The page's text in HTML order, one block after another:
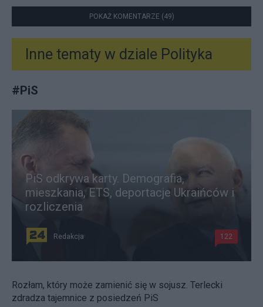
POKAŻ KOMENTARZE (49)
Inne tematy w dziale Polityka
#PiS
PiS odkrywa karty. Demografia,
mieszkania, ETS, deportacje Ukraińców i
rozliczenia
Redakcja 122
Rozłam, który może zamienić się w sojusz. Terlecki
zdradza tajemnice z posiedzeń PiS